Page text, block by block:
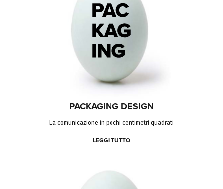
PACKAGING DESIGN
La comunicazione in pochi centimetri quadrati
LEGGI TUTTO